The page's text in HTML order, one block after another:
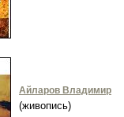
Айларов Владимир
(живопись)